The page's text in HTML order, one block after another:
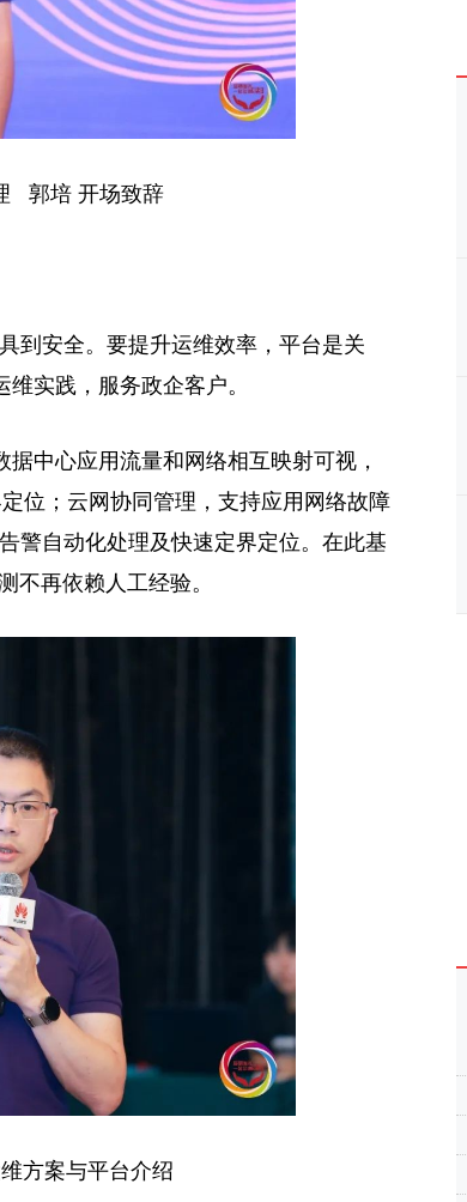
郭培 开场致辞
到安全。要提升运维效率， 平台是关
实践，服务政企客户。
中心应用流量和网络相互映射可视，
位；云网协同管理，支持应用网络故障
警自动化处理及快速定界定位。在此基
不再依赖人工经验。
方案与平台介绍